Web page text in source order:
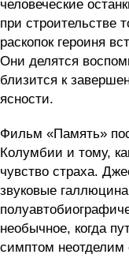
человеческие
при строительстве
раскопок героиня
Они делятся
близится к
ясности.
Фильм «Память»
Колумбии и тому,
чувство страха.
звуковые
необычное, когда
симптом неотделим